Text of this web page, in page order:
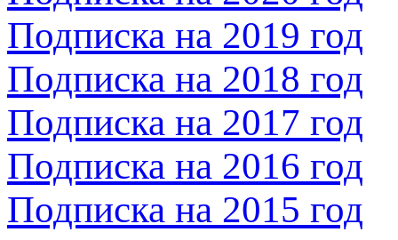
Подписка на 2019 год
Подписка на 2018 год
Подписка на 2017 год
Подписка на 2016 год
Подписка на 2015 год